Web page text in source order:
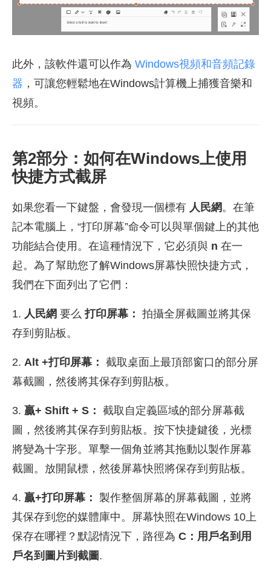
此外，該軟件還可以作為 Windows視頻和音頻記錄
器 ，可讓您輕鬆地在Windows計算機上捕獲音樂和
視頻。
第2部分：如何在Windows上使用
快捷方式截屏
如果您看一下鍵盤，會發現一個標有 人民網。在筆
記本電腦上，“打印屏幕”命令可以與單個鍵上的其他
功能結合使用。在這種情況下，它必須與 n 在一
起。為了幫助您了解Windows屏幕快照快捷方式，
我們在下面列出了它們：
1. 人民網 要么打印屏幕： 拍攝全屏截圖並將其保
存到剪貼板。
2. Alt +打印屏幕： 截取桌面上最頂部窗口的部分屏
幕截圖，然後將其保存到剪貼板。
3. 贏+ Shift + S： 截取自定義區域的部分屏幕截
圖，然後將其保存到剪貼板。按下快捷鍵後，光標
將變為十字形。單擊一個角並將其拖動以製作屏幕
截圖。放開鼠標，然後屏幕快照將保存到剪貼板。
4. 贏+打印屏幕： 製作整個屏幕的屏幕截圖，並將
其保存到您的媒體庫中。屏幕快照在Windows 10上
保存在哪裡？默認情況下，路徑為 C：用戶名到用
戶名到圖片到截圖 .